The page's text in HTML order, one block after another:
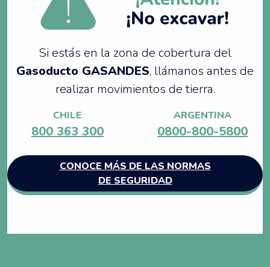
Si estás en la zona de cobertura del
Gasoducto GASANDES, llámanos antes de
realizar movimientos de tierra.
CHILE
800 363 300
ARGENTINA
0800-800-5800
CONOCE MÁS DE LAS NORMAS
DE SEGURIDAD